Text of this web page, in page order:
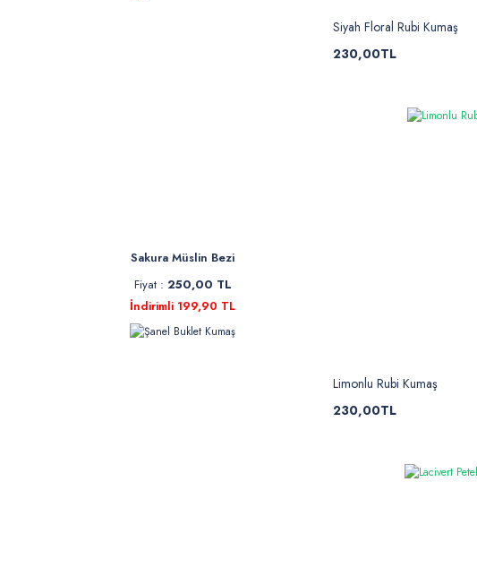
Sakura Müslin Bezi
Fiyat : 250,00 TL
İndirimli 199,90 TL
Siyah Floral Rubi Kumaş
230,00TL
Limonlu Rubi Kumaş
230,00TL